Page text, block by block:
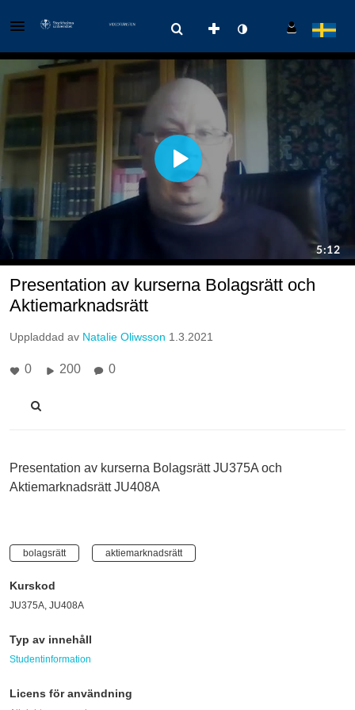
Presentation av kurserna Bolagsrätt och
Aktiemarknadsrätt
Uppladdad av Natalie Oliwsson 1.3.2021
0 200 0
Presentation av kurserna Bolagsrätt JU375A och
Aktiemarknadsrätt JU408A
bolagsrätt aktiemarknadsrätt
Kurskod
JU375A, JU408A
Typ av innehåll
Studentinformation
Licens för användning